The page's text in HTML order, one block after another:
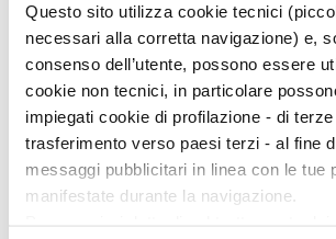
Questo sito utilizza cookie tecnici
necessari alla corretta navigazione) e,
consenso dell’utente, possono essere
cookie non tecnici, in particolare
impiegati cookie di profilazione - di
trasferimento verso paesi terzi - al fine
messaggi pubblicitari in linea con le tue
manifestate durante la navigazione.
“il romanziere della controcultura”,
la sua opera un’intera generazione
miasmi della guerra e dell’avidità
caratterizzato la seconda metà del
secolo in America. Vonnegut si è
con la pubblicazione di Ghiaccio-
seguiti classici moderni come